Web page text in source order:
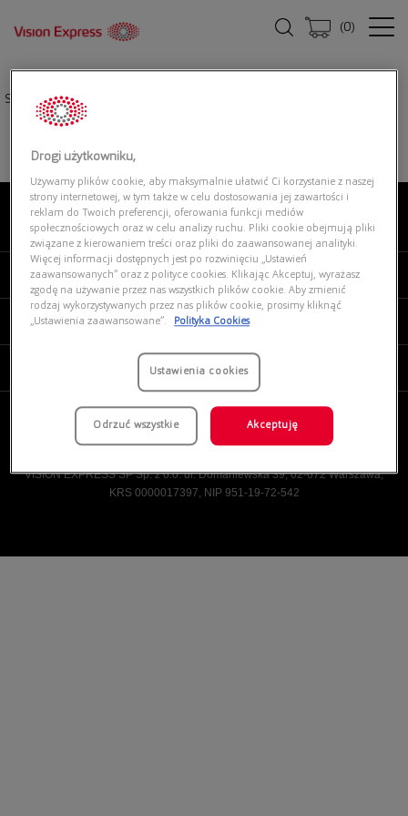
(0)
Strona główna|
O NAS
MOJE VISION EXPRESS
PRODUKTY I USŁUGI
VISION EXPRESS SP Sp. z o.o. ul. Domaniewska 39, 02-672 Warszawa,
KRS 0000017397, NIP 951-19-72-542
Drogi użytkowniku,
Używamy plików cookie, aby maksymalnie ułatwić Ci korzystanie z naszej
strony internetowej, w tym także w celu dostosowania jej zawartości i
reklam do Twoich preferencji, oferowania funkcji mediów
społecznościowych oraz w celu analizy ruchu. Pliki cookie obejmują pliki
związane z kierowaniem treści oraz pliki do zaawansowanej analityki.
Więcej informacji dostępnych jest po rozwinięciu „Ustawień
zaawansowanych” oraz z polityce cookies. Klikając Akceptuj, wyrażasz
zgodę na używanie przez nas wszystkich plików cookie. Aby zmienić
rodzaj wykorzystywanych przez nas plików cookie, prosimy kliknąć
„Ustawienia zaawansowane”.
Polityka Cookies
Ustawienia cookies
Odrzuć wszystkie Akceptuję